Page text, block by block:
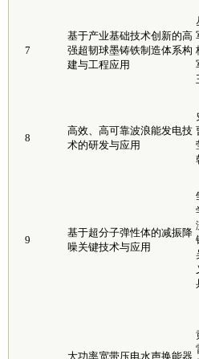
7
基于产业基础技术创新的高
强超韧球墨铸铁制造体系构
建与工程应用
8
高效、高可靠波浪能发电技
术的研发与应用
9
基于超分子弹性体的减振降
噪关键技术与应用
大功率宽带压电水声换能器